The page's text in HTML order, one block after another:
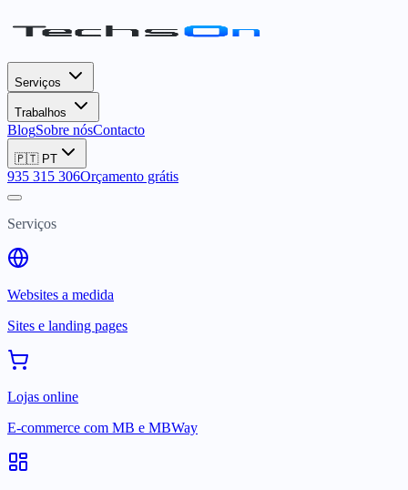
Serviços
Trabalhos
BlogSobre nósContacto
🇵🇹 PT
935 315 306Orçamento grátis
Serviços
Websites a medida
Sites e landing pages
Lojas online
E-commerce com MB e MBWay